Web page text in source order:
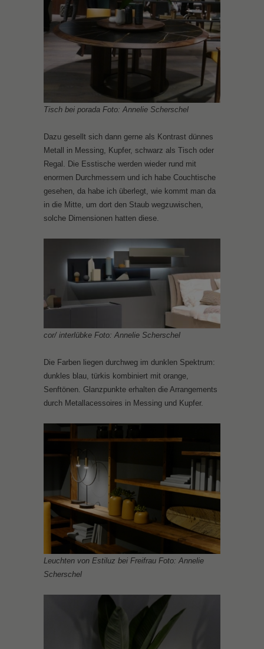
Tisch bei porada Foto: Annelie Scherschel
Dazu gesellt sich dann gerne als Kontrast dünnes
Metall in Messing, Kupfer, schwarz als Tisch oder
Regal. Die Esstische werden wieder rund mit
enormen Durchmessern und ich habe Couchtische
gesehen, da habe ich überlegt, wie kommt man da
in die Mitte, um dort den Staub wegzuwischen,
solche Dimensionen hatten diese.
cor/ interlübke Foto: Annelie Scherschel
Die Farben liegen durchweg im dunklen Spektrum:
dunkles blau, türkis kombiniert mit orange,
Senftönen. Glanzpunkte erhalten die Arrangements
durch Metallacessoires in Messing und Kupfer.
Leuchten von Estiluz bei Freifrau Foto: Annelie
Scherschel